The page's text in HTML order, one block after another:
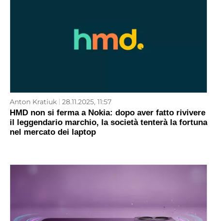
Anton Kratiuk 28.11.2025, 11:57
HMD non si ferma a Nokia: dopo aver fatto rivivere
il leggendario marchio, la società tenterà la fortuna
nel mercato dei laptop